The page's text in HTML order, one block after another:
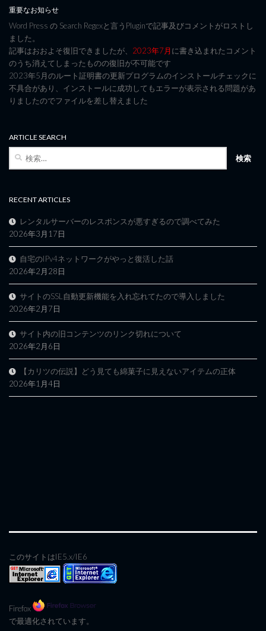
重要なお知らせ
Word Press の Search Regexと言うPluginで記事及びコメントがロストし
ました。
記事はおおよそ復旧できましたが、 2023年7月に書き込まれたコメント
のうち消えてしまったものの復旧が不可能です
2023年5月のルート証明書の更新プログラムのインストールチェックに
不具合があり、インストールに成功してもエラーが表示される問題があ
りましたのでファイルを差し替えました
ARTICLE SEARCH
検
RECENT ARTICLES
レンタルサーバーのレスポンスが悪すぎるので調べてみた
2026年3月17日
自宅のIPv4ネットワークがやっと復活した話
2026年2月28日
サイトのSSL自動更新機能を入れ忘れてたので導入しました
2026年2月7日
サイト内の旧コンテンツのリンク切れについて
2026年2月6日
【カリツの伝説】どう見ても綿菓子に見えないアイテムの正体
2026年1月4日
このサイトはIE5.x/IE6
Firefox
で最適化されています。